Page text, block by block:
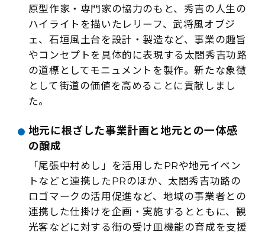
原型作家・専門家の協力のもと、秀吉の人生の
ハイライトを描いたレリーフ、武将風オブジ
ェ、石垣風土台を設計・製造など、事業の趣旨
やコンセプトを具体的に表現する太閤秀吉功路
の道標としてモニュメントを製作。新たな象徴
として街道の価値を高めることに貢献しまし
た。
地元に根ざした事業計画と地元との一体感
の醸成
「尾張中村めし」を活用したPRや地元イベン
トなどと連携したPRのほか、太閤秀吉功路の
ロゴマークの活用促進など、地域の事業者との
連携した仕掛けを企画・実施するとともに、観
光客などに対する街の受け皿機能の育成を支援